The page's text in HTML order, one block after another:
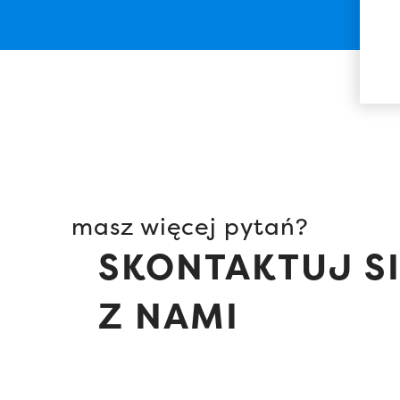
masz więcej pytań?
SKONTAKTUJ
Z NAMI